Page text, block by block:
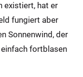
existiert, hat er
fungiert aber
Sonnenwind, der
fortblasen